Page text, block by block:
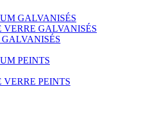
GALVANISÉS
GALVANISÉS
PEINTS
PEINTS